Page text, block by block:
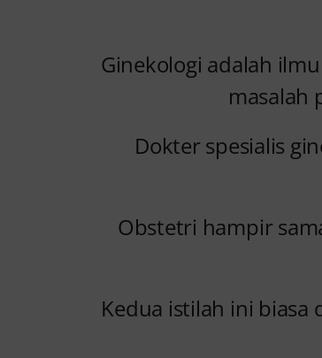
Ginekologi adalah
masalah
Dokter spesialis
Obstetri hampir
Kedua istilah ini biasa